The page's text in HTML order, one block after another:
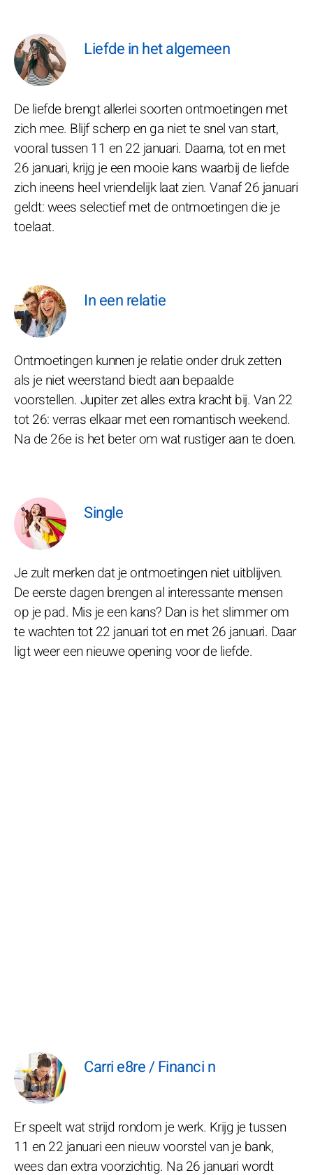
Liefde in het algemeen
De liefde brengt allerlei soorten ontmoetingen met
zich mee. Blijf scherp en ga niet te snel van start,
vooral tussen 11 en 22 januari. Daarna, tot en met
26 januari, krijg je een mooie kans waarbij de liefde
zich ineens heel vriendelijk laat zien. Vanaf 26 januari
geldt: wees selectief met de ontmoetingen die je
toelaat.
In een relatie
Ontmoetingen kunnen je relatie onder druk zetten
als je niet weerstand biedt aan bepaalde
voorstellen. Jupiter zet alles extra kracht bij. Van 22
tot 26: verras elkaar met een romantisch weekend.
Na de 26e is het beter om wat rustiger aan te doen.
Single
Je zult merken dat je ontmoetingen niet uitblijven.
De eerste dagen brengen al interessante mensen
op je pad. Mis je een kans? Dan is het slimmer om
te wachten tot 22 januari tot en met 26 januari. Daar
ligt weer een nieuwe opening voor de liefde.
Carri e8re / Financi n
Er speelt wat strijd rondom je werk. Krijg je tussen
11 en 22 januari een nieuw voorstel van je bank,
wees dan extra voorzichtig. Na 26 januari wordt